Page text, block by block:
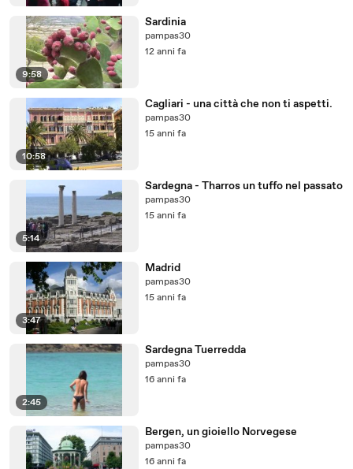
9:58
Sardinia
pampas30
12 anni fa
10:58
Cagliari - una città che non ti aspetti.
pampas30
15 anni fa
5:14
Sardegna - Tharros un tuffo nel passato
pampas30
15 anni fa
3:47
Madrid
pampas30
15 anni fa
2:45
Sardegna Tuerredda
pampas30
16 anni fa
Bergen, un gioiello Norvegese
pampas30
16 anni fa